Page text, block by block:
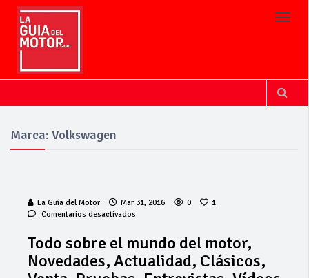
Marca: Volkswagen
La Guía del Motor Mar 31, 2016 0
1
Comentarios desactivados
el
mundo
del
Todo sobre el mundo del motor,
Novedades, Actualidad, Clásicos,